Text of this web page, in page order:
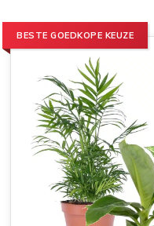
BESTE GOEDKOPE KEUZE